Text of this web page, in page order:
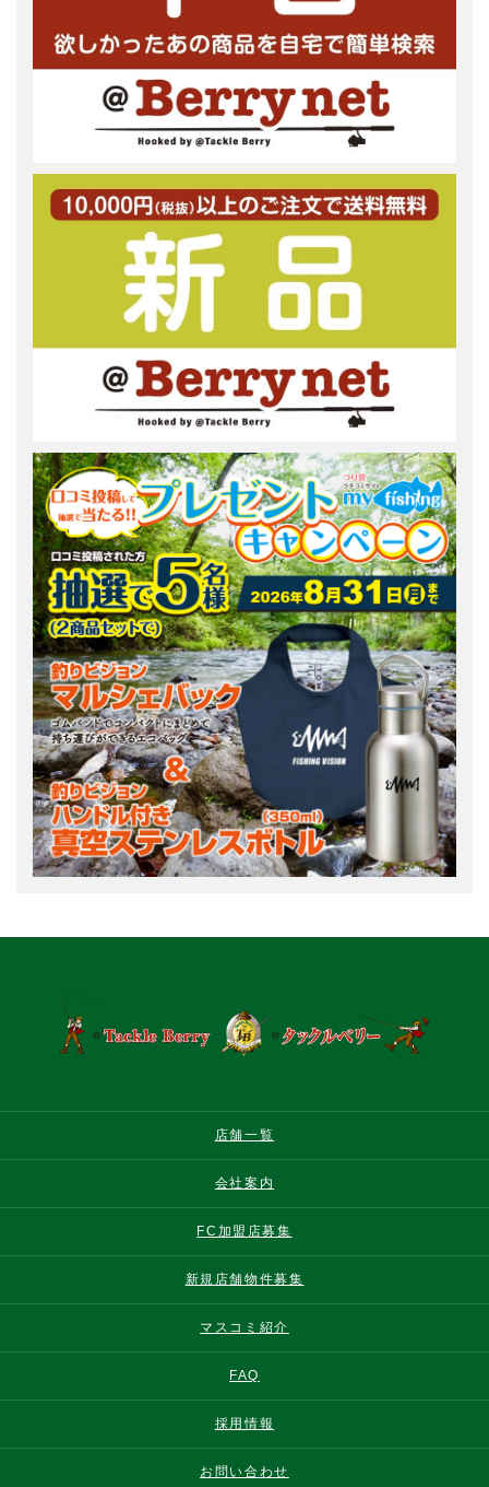
店舗一覧
会社案内
FC加盟店募集
新規店舗物件募集
マスコミ紹介
FAQ
採用情報
お問い合わせ